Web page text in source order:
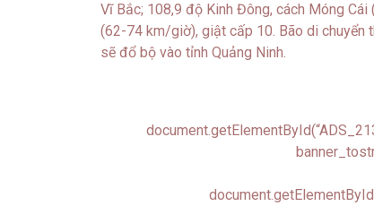
Vĩ Bắc; 108,9 độ Kinh Đông, cách Móng
(62-74 km/giờ), giật cấp 10. Bão di chuyển
sẽ đổ bộ vào tỉnh Quảng Ninh.